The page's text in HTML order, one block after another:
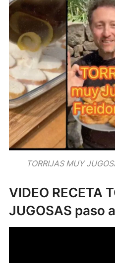
TORRIJAS MUY
VIDEO RECETA
JUGOSAS paso